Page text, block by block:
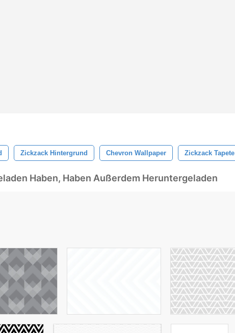
Zickzack Hintergrund Chevron Wallpaper Zickzack Tapete
Haben, Haben Außerdem Heruntergeladen